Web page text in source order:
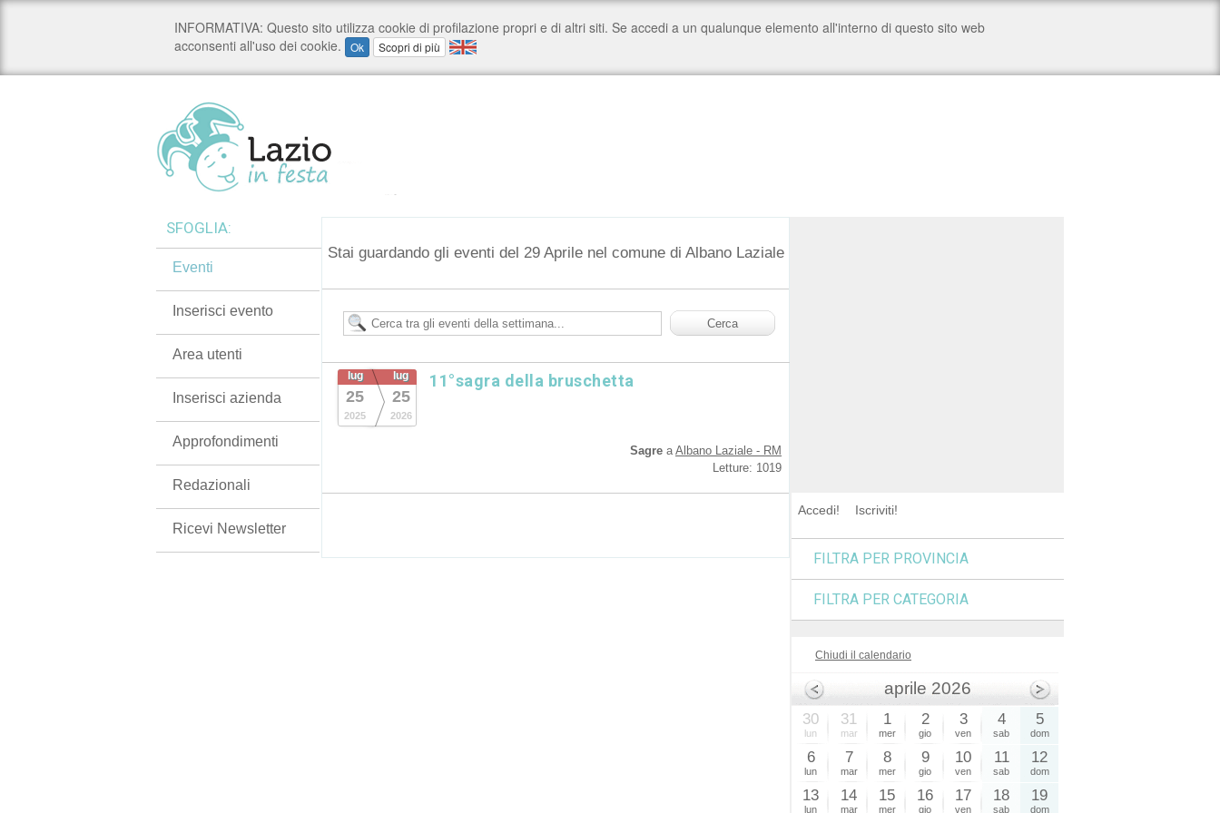
Stai guardando gli eventi del 29 Aprile nel comune di Albano Laziale
lug
25
2025
lug
25
2026
11°sagra della bruschetta
Sagre aAlbano Laziale - RM
Letture: 1019
SFOGLIA:
Eventi
Inserisci evento
Area utenti
Inserisci azienda
Approfondimenti
Redazionali
Ricevi Newsletter
Accedi! Iscriviti!
FILTRA PER PROVINCIA
FILTRA PER CATEGORIA
Chiudi il calendario
aprile 2026
30
lun
31
mar
1
mer
2
gio
3
ven
4
sab
5
dom
6
lun
7
mar
8
mer
9
gio
10
ven
11
sab
12
dom
13
lun
14
mar
15
mer
16
gio
17
ven
18
sab
19
dom